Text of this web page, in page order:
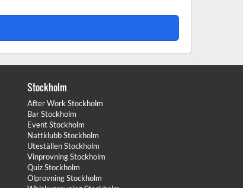
Stockholm
After Work Stockholm
Bar Stockholm
Event Stockholm
Nattklubb Stockholm
Uteställen Stockholm
Vinprovning Stockholm
Quiz Stockholm
Ölprovning Stockholm